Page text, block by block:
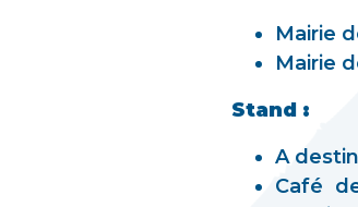
Mairie
Mairie
Stand :
A
Café